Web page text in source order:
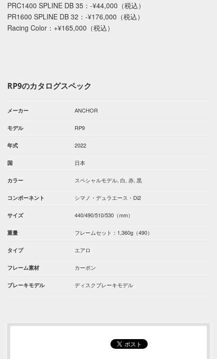
PRC1400 SPLINE DB 35：-¥44,000（税込）
PR1600 SPLINE DB 32：-¥176,000（税込）
Racing Color：+¥165,000（税込）
RP9のカタログスペック
メーカー ANCHOR
モデル RP9
年式 2022
国 日本
カラー スペシャルモデル, 白, 赤, 黒
コンポーネント シマノ・デュラエース・Di2
サイズ 440/490/510/530（mm）
重量 フレームセット：1,360g（490）
タイプ エアロ
フレーム素材 カーボン
ブレーキモデル ディスクブレーキモデル